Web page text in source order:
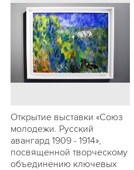
Открытие выставки «Союз
молодежи. Русский
авангард 1909 - 1914»,
посвященной творческому
объединению ключевых